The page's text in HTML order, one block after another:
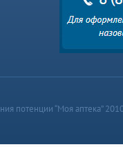
потенции “Моя аптека”